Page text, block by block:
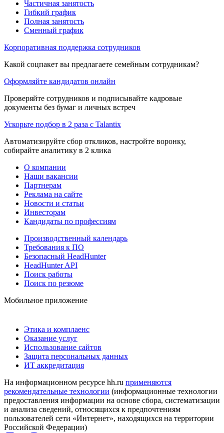
Частичная занятость
Гибкий график
Полная занятость
Сменный график
Корпоративная поддержка сотрудников
Какой соцпакет вы предлагаете семейным сотрудникам?
Оформляйте кандидатов онлайн
Проверяйте сотрудников и подписывайте кадровые
документы без бумаг и личных встреч
Ускорьте подбор в 2 раза с Talantix
Автоматизируйте сбор откликов, настройте воронку,
собирайте аналитику в 2 клика
О компании
Наши вакансии
Партнерам
Реклама на сайте
Новости и статьи
Инвесторам
Кандидаты по профессиям
Производственный календарь
Требования к ПО
Безопасный HeadHunter
HeadHunter API
Поиск работы
Поиск по резюме
Мобильное приложение
Этика и комплаенс
Оказание услуг
Использование сайтов
Защита персональных данных
ИТ аккредитация
На информационном ресурсе hh.ru применяются
рекомендательные технологии (информационные технологии
предоставления информации на основе сбора, систематизации
и анализа сведений, относящихся к предпочтениям
пользователей сети «Интернет», находящихся на территории
Российской Федерации)